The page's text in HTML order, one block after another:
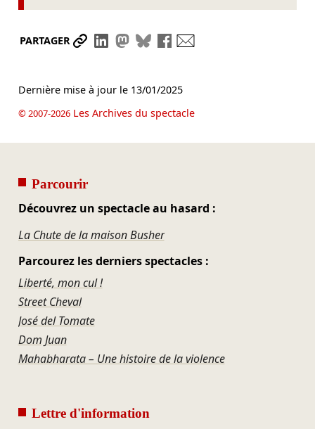
PARTAGER Partager le lien
Partager sur LinkedIn
Partager sur Mastodon
Partager sur Bluesky
Partager sur Facebook
Dernière mise à jour le 13/01/2025
© 2007-2026Les Archives du spectacle
Parcourir
Découvrez un spectacle au hasard :
La Chute de la maison Busher
Parcourez les derniers spectacles :
Liberté, mon cul !
Street Cheval
José del Tomate
Dom Juan
Mahabharata – Une histoire de la violence
Lettre d'information